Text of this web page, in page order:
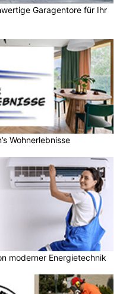
Garagentore für Ihr
Wohnerlebnisse
moderner Energietechnik